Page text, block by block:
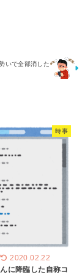
いで全部消した
時事
2020.02.22
に降臨した自称コ